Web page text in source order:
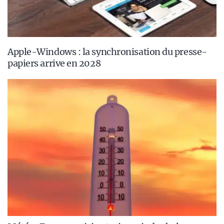
Apple-Windows : la synchronisation du presse-
papiers arrive en 2028